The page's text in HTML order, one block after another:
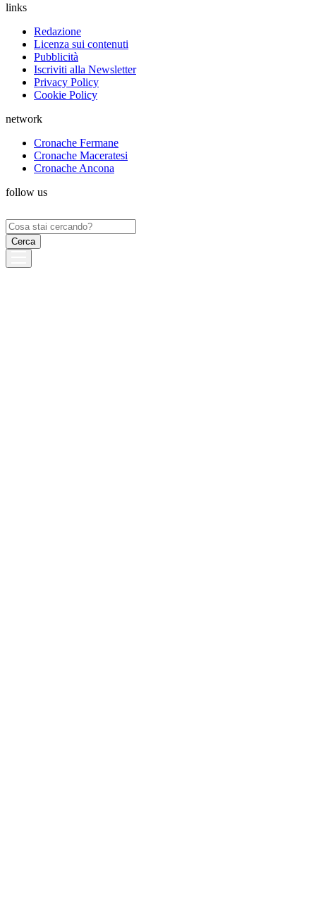
links
Redazione
Licenza sui contenuti
Pubblicità
Iscriviti alla Newsletter
Privacy Policy
Cookie Policy
network
Cronache Fermane
Cronache Maceratesi
Cronache Ancona
follow us
Ricerca
per: